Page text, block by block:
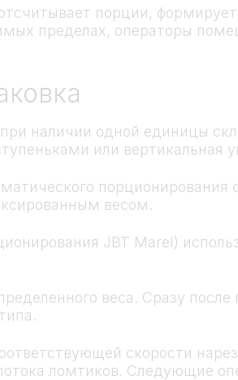
порции,
пределах, операторы
наличии одной единицы
или вертикальная
весом.
JBT Marel)
веса. Сразу после
скорости
ломтиков. Следующие